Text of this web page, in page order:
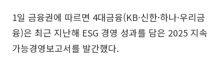
1일 금융권에 따르면 4대금융(KB·신한·하나·우리금
융)은 최근 지난해 ESG 경영 성과를 담은 2025 지속
가능경영보고서를 발간했다.